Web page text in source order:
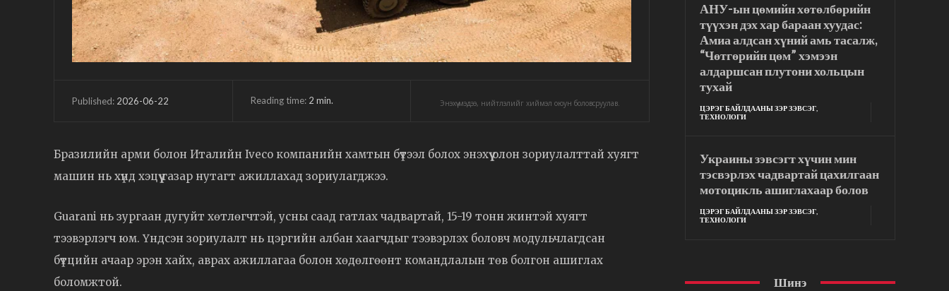
Published: 2026-06-22 Reading time: 2 min. Энэхүү мэдээ, нийтлэлийг хиймэл оюун боловсруулав.
Бразилийн арми болон Италийн Iveco компанийн хамтын бүтээл болох энэхүү олон зориулалттай хуягт
машин нь хүнд хэцүү газар нутагт ажиллахад зориулагджээ.
Guarani нь зургаан дугуйт хөтлөгчтэй, усны саад гатлах чадвартай, 15-19 тонн жинтэй хуягт
тээвэрлэгч юм. Үндсэн зориулалт нь цэргийн албан хаагчдыг тээвэрлэх боловч модульчлагдсан
бүтцийн ачаар эрэн хайх, аврах ажиллагаа болон хөдөлгөөнт командлалын төв болгон ашиглах
боломжтой.
АНУ-ын цөмийн хөтөлбөрийн
түүхэн дэх хар бараан хуудас:
Амиа алдсан хүний ​​амь тасалж,
“Чөтгөрийн цөм” хэмээн
алдаршсан плутони хольцын
тухай
ЦЭРЭГ БАЙЛДААНЫ ЗЭР ЗЭВСЭГ,
ТЕХНОЛОГИ
Украины зэвсэгт хүчин мин
тэсвэрлэх чадвартай цахилгаан
мотоцикль ашиглахаар болов
ЦЭРЭГ БАЙЛДААНЫ ЗЭР ЗЭВСЭГ,
ТЕХНОЛОГИ
Шинэ